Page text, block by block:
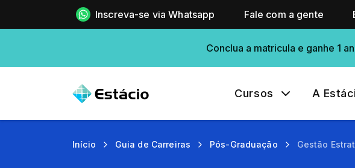
Inscreva-se via Whatsapp Fale com a gente
Conclua a matricula e ganhe 1
Cursos A
Início Guia de Carreiras Pós-Graduação Gestão